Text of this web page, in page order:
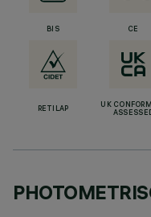
BIS CE
RETILAP
UK